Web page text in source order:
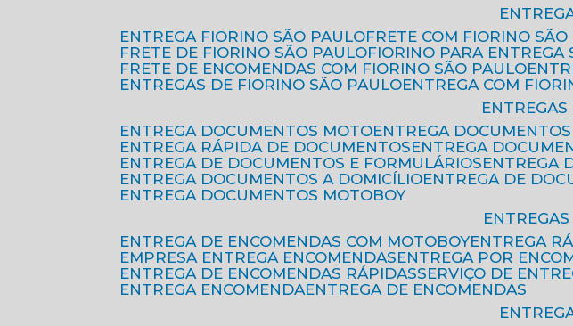
ENTREGA FIORINO SÃO PAULO
FRETE COM FIORINO
FRETE DE FIORINO SÃO PAULO
FIORINO PARA
FRETE DE ENCOMENDAS COM FIORINO SÃO PAULO
ENTREGAS DE FIORINO SÃO PAULO
ENTREGA COM
ENTREGA DOCUMENTOS MOTO
ENTREGA
ENTREGA RÁPIDA DE DOCUMENTOS
ENTREGA
ENTREGA DE DOCUMENTOS E FORMULÁRIOS
ENTREGA
ENTREGA DOCUMENTOS A DOMICÍLIO
ENTREGA DE
ENTREGA DOCUMENTOS MOTOBOY
ENTREGA DE ENCOMENDAS COM MOTOBOY
ENTREGA
EMPRESA ENTREGA ENCOMENDAS
ENTREGA POR
ENTREGA DE ENCOMENDAS RÁPIDAS
SERVIÇO DE
ENTREGA ENCOMENDA
ENTREGA DE ENCOMENDAS